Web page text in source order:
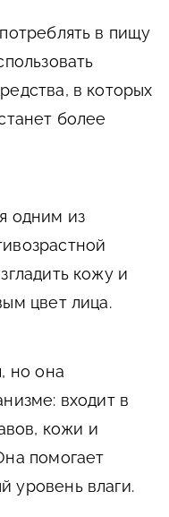
в пищу
в которых
более
одним из
кожу и
цвет лица.
но она
входит в
кожи и
помогает
уровень влаги.